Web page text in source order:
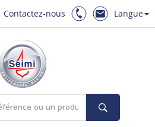
Contactez-nous Langue